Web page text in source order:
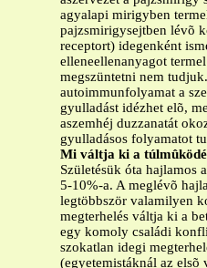
agyalapi mirigyben
pajzsmirigysejtben lévõ
receptort) idegenként
elleneellenanyagot
megszüntetni nem
autoimmunfolyamat a
gyulladást idézhet elõ,
aszemhéj duzzanatát
gyulladásos folyamatot
Mi váltja ki a
Születésük óta hajlamos
5-10%-a. A meglévõ
legtöbbször valamilyen
megterhelés váltja ki a
egy komoly családi
szokatlan idegi
(egyetemistáknál az elsõ